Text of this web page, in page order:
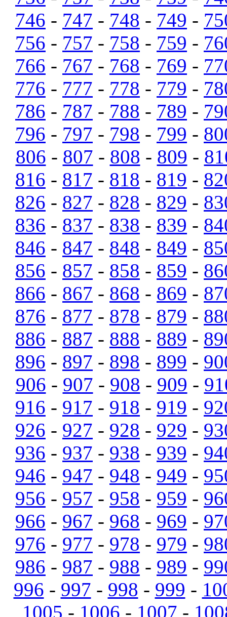
746 - 747 - 748 - 749 -
756 - 757 - 758 - 759 -
766 - 767 - 768 - 769 -
776 - 777 - 778 - 779 -
786 - 787 - 788 - 789 -
796 - 797 - 798 - 799 -
806 - 807 - 808 - 809 -
816 - 817 - 818 - 819 -
826 - 827 - 828 - 829 -
836 - 837 - 838 - 839 -
846 - 847 - 848 - 849 -
856 - 857 - 858 - 859 -
866 - 867 - 868 - 869 -
876 - 877 - 878 - 879 -
886 - 887 - 888 - 889 -
896 - 897 - 898 - 899 -
906 - 907 - 908 - 909 -
916 - 917 - 918 - 919 -
926 - 927 - 928 - 929 -
936 - 937 - 938 - 939 -
946 - 947 - 948 - 949 -
956 - 957 - 958 - 959 -
966 - 967 - 968 - 969 -
976 - 977 - 978 - 979 -
986 - 987 - 988 - 989 -
996 - 997 - 998 - 999 -
1005 - 1006 - 1007 -